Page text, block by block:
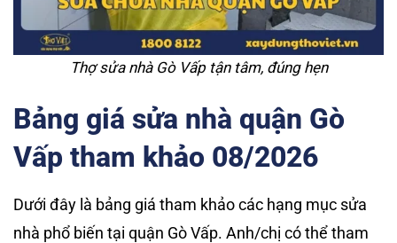
Thợ sửa nhà Gò Vấp tận tâm, đúng hẹn
Bảng giá sửa nhà quận Gò
Vấp tham khảo 08/2026
Dưới đây là bảng giá tham khảo các hạng mục sửa
nhà phổ biến tại quận Gò Vấp. Anh/chị có thể tham